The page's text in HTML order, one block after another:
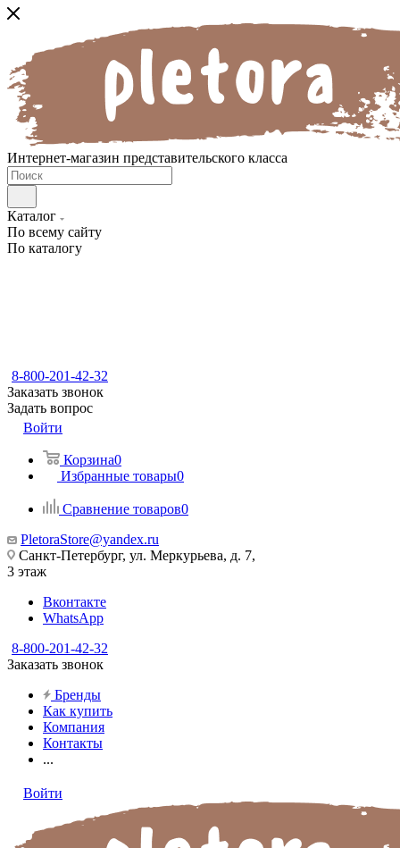
Интернет-магазин представительского класса
Каталог
По всему сайту
По каталогу
8-800-201-42-32
Заказать звонок
Задать вопрос
Войти
Корзина0
Избранные товары0
Сравнение товаров0
PletoraStore@yandex.ru
Санкт-Петербург, ул. Меркурьева, д. 7,
3 этаж
Вконтакте
WhatsApp
8-800-201-42-32
Заказать звонок
Бренды
Как купить
Компания
Контакты
...
Войти